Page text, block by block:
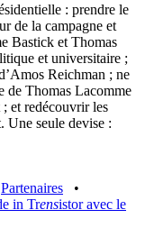
: prendre le
de la campagne et
Bastick et Thomas
et universitaire ;
Reichman ; ne
de Thomas Lacomme
et redécouvrir les
Une seule devise :
Partenaires
•
in Trensistor avec le